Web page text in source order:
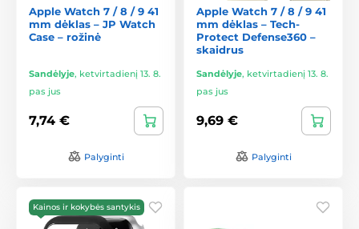
Apple Watch 7 / 8 / 9 41
mm dėklas – JP Watch
Case – rožinė
Sandėlyje, ketvirtadienį 13. 8.
pas jus
7,74 €
Palyginti
Apple Watch 7 / 8 / 9 41
mm dėklas – Tech-
Protect Defense360 –
skaidrus
Sandėlyje, ketvirtadienį 13. 8.
pas jus
9,69 €
Palyginti
Kainos ir kokybės santykis